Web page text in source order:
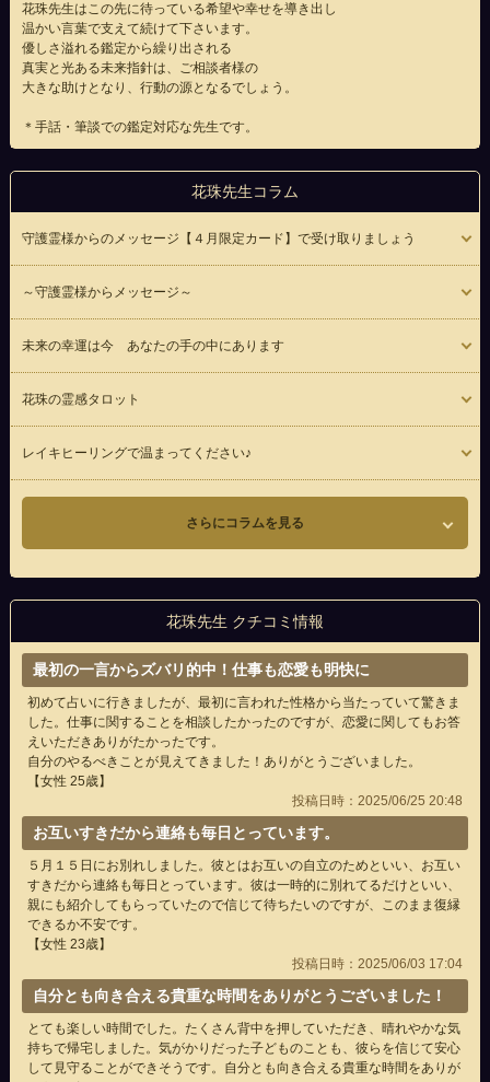
花珠先生はこの先に待っている希望や幸せを導き出し
温かい言葉で支えて続けて下さいます。
優しさ溢れる鑑定から繰り出される
真実と光ある未来指針は、ご相談者様の
大きな助けとなり、行動の源となるでしょう。
＊手話・筆談での鑑定対応な先生です。
花珠先生コラム
守護霊様からのメッセージ【４月限定カード】で受け取りましょう
～守護霊様からメッセージ～
未来の幸運は今 あなたの手の中にあります
花珠の霊感タロット
レイキヒーリングで温まってください♪
さらにコラムを見る
花珠先生 クチコミ情報
最初の一言からズバリ的中！仕事も恋愛も明快に
初めて占いに行きましたが、最初に言われた性格から当たっていて驚きま
した。仕事に関することを相談したかったのですが、恋愛に関してもお答
えいただきありがたかったです。
自分のやるべきことが見えてきました！ありがとうございました。
【女性 25歳】
投稿日時：2025/06/25 20:48
お互いすきだから連絡も毎日とっています。
５月１５日にお別れしました。彼とはお互いの自立のためといい、お互い
すきだから連絡も毎日とっています。彼は一時的に別れてるだけといい、
親にも紹介してもらっていたので信じて待ちたいのですが、このまま復縁
できるか不安です。
【女性 23歳】
投稿日時：2025/06/03 17:04
自分とも向き合える貴重な時間をありがとうございました！
とても楽しい時間でした。たくさん背中を押していただき、晴れやかな気
持ちで帰宅しました。気がかりだった子どものことも、彼らを信じて安心
して見守ることができそうです。自分とも向き合える貴重な時間をありが